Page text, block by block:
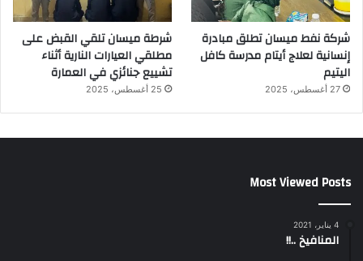
شركة نفط ميسان تطلق مبادرة
إنسانية لعلاج أيتام مدرسة كافل
اليتيم
27 أغسطس، 2025
شرطة ميسان تلقي القبض على
مطلقي العيارات النارية أثناء
تشييع جنائزي في العمارة
25 أغسطس، 2025
Most Viewed Posts
4 يناير، 2021
المنافيخ ..!!